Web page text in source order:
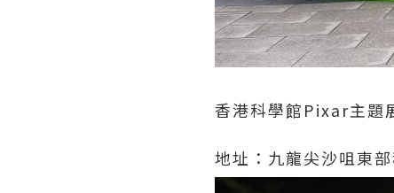
香港科學館Pixar主題
地址：九龍尖沙咀東